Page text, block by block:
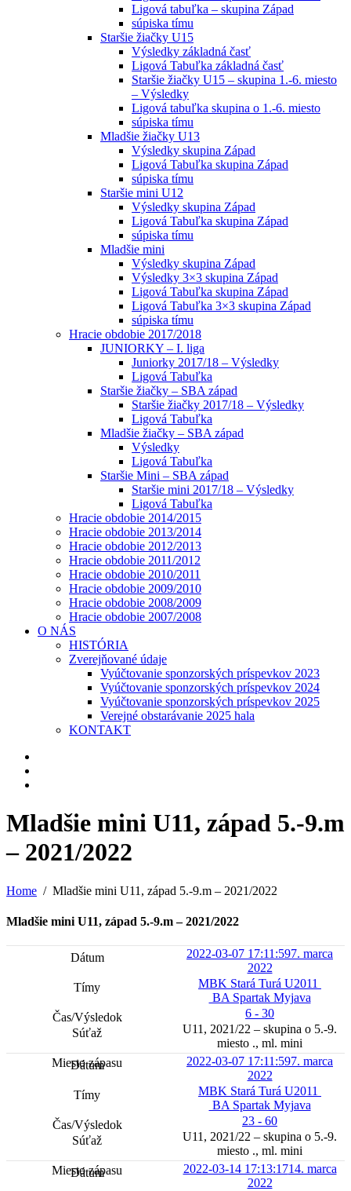
Ligová tabuľka – skupina Západ
súpiska tímu
Staršie žiačky U15
Výsledky základná časť
Ligová Tabuľka základná časť
Staršie žiačky U15 – skupina 1.-6. miesto
– Výsledky
Ligová tabuľka skupina o 1.-6. miesto
súpiska tímu
Mladšie žiačky U13
Výsledky skupina Západ
Ligová Tabuľka skupina Západ
súpiska tímu
Staršie mini U12
Výsledky skupina Západ
Ligová Tabuľka skupina Západ
súpiska tímu
Mladšie mini
Výsledky skupina Západ
Výsledky 3×3 skupina Západ
Ligová Tabuľka skupina Západ
Ligová Tabuľka 3×3 skupina Západ
súpiska tímu
Hracie obdobie 2017/2018
JUNIORKY – I. liga
Juniorky 2017/18 – Výsledky
Ligová Tabuľka
Staršie žiačky – SBA západ
Staršie žiačky 2017/18 – Výsledky
Ligová Tabuľka
Mladšie žiačky – SBA západ
Výsledky
Ligová Tabuľka
Staršie Mini – SBA západ
Staršie mini 2017/18 – Výsledky
Ligová Tabuľka
Hracie obdobie 2014/2015
Hracie obdobie 2013/2014
Hracie obdobie 2012/2013
Hracie obdobie 2011/2012
Hracie obdobie 2010/2011
Hracie obdobie 2009/2010
Hracie obdobie 2008/2009
Hracie obdobie 2007/2008
O NÁS
HISTÓRIA
Zverejňované údaje
Vyúčtovanie sponzorských príspevkov 2023
Vyúčtovanie sponzorských príspevkov 2024
Vyúčtovanie sponzorských príspevkov 2025
Verejné obstarávanie 2025 hala
KONTAKT
Mladšie mini U11, západ 5.-9.m
– 2021/2022
Home Mladšie mini U11, západ 5.-9.m – 2021/2022
Mladšie mini U11, západ 5.-9.m – 2021/2022
2022-03-07 17:11:597. marca
2022
MBK Stará Turá U2011
BA Spartak Myjava
6 - 30
U11, 2021/22 – skupina o 5.-9.
miesto ., ml. mini
2022-03-07 17:11:597. marca
2022
MBK Stará Turá U2011
BA Spartak Myjava
23 - 60
U11, 2021/22 – skupina o 5.-9.
miesto ., ml. mini
2022-03-14 17:13:1714. marca
2022